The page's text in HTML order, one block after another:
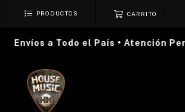
PRODUCTOS CARRITO
Envíos a Todo el País • Atención